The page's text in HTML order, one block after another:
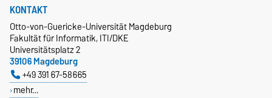
KONTAKT
Otto-von-Guericke-Universität Magdeburg
Fakultät für Informatik, ITI/DKE
Universitätsplatz 2
39106 Magdeburg
+49 391 67-58665
mehr…